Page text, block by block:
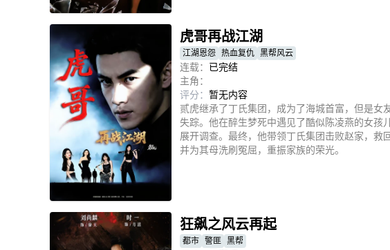
虎哥再战江湖
江湖恩怨 热血复仇 黑帮风云
连载： 已完结
主角：
评分： 暂无内容
贰虎继承了丁氏集团，成为了海城首富，但是女
失踪。他在醉生梦死中遇见了酷似陈凌燕的女孩
展开调查。最终，他带领丁氏集团击败赵家，救
并为其母洗刷冤屈，重振家族的荣光。
狂飙之风云再起
都市 警匪 黑帮